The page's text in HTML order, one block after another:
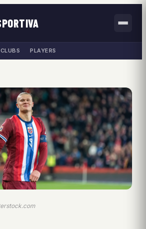
CLUBS PLAYERS